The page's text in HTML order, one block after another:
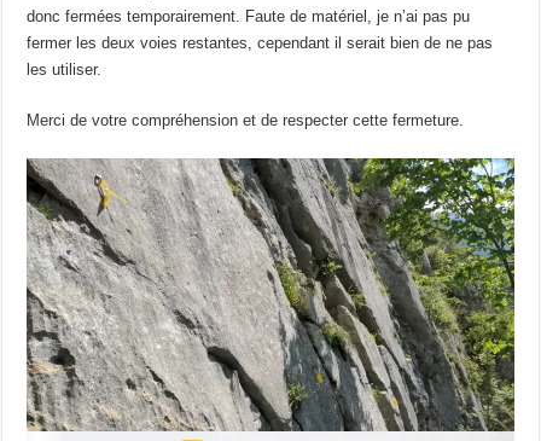
donc fermées temporairement. Faute de matériel, je n’ai pas pu
fermer les deux voies restantes, cependant il serait bien de ne pas
les utiliser.
Merci de votre compréhension et de respecter cette fermeture.